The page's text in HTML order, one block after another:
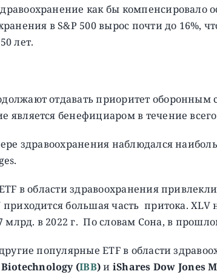
как бы компенсировало
в S&P 500 вырос почти до 16%,
лет.
отдавать приоритет оборонным
является бенефициаром в течение
здравоохранения наблюдался
в области здравоохранения
приходится большая часть притока.
млрд. в 2022 г. По словам Сона, в
популярные ETF в области
Biotechnology (IBB)и iShares Dow Jones